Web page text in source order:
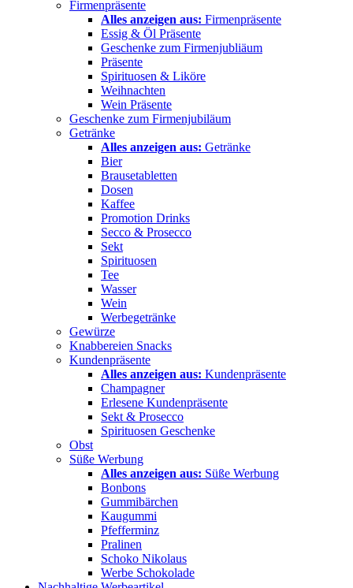
Firmenpräsente
Alles anzeigen aus: Firmenpräsente
Essig & Öl Präsente
Geschenke zum Firmenjubliäum
Präsente
Spirituosen & Liköre
Weihnachten
Wein Präsente
Geschenke zum Firmenjubiläum
Getränke
Alles anzeigen aus: Getränke
Bier
Brausetabletten
Dosen
Kaffee
Promotion Drinks
Secco & Prosecco
Sekt
Spirituosen
Tee
Wasser
Wein
Werbegetränke
Gewürze
Knabbereien Snacks
Kundenpräsente
Alles anzeigen aus: Kundenpräsente
Champagner
Erlesene Kundenpräsente
Sekt & Prosecco
Spirituosen Geschenke
Obst
Süße Werbung
Alles anzeigen aus: Süße Werbung
Bonbons
Gummibärchen
Kaugummi
Pfefferminz
Pralinen
Schoko Nikolaus
Werbe Schokolade